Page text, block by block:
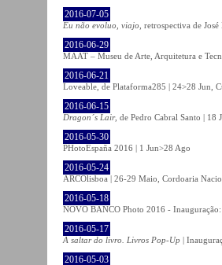
2016-07-05
Eu não evoluo, viajo , retrospectiva de
2016-06-29
MAAT – Museu de Arte, Arquitetura e
2016-06-21
Loveable, de Plataforma285 | 24>28 Jun,
2016-06-15
Dragon´s Lair, de Pedro Cabral Santo | 18
2016-05-30
PHotoEspaña 2016 | 1 Jun>28 Ago
2016-05-24
ARCOlisboa | 26-29 Maio, Cordoaria
2016-05-18
NOVO BANCO Photo 2016 -
2016-05-17
A saltar do livro. Livros Pop-Up |
2016-05-03